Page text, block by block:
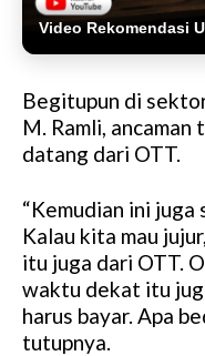
Video Rekomendasi
Begitupun di
M. Ramli,
datang dari OTT.
“Kemudian ini
Kalau kita mau
itu juga dari OTT.
waktu dekat itu
harus bayar. Apa
tutupnya.